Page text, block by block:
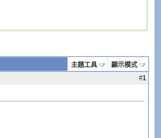
主題工具
顯示模式
#1